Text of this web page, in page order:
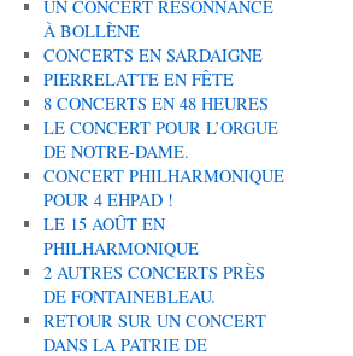
UN CONCERT RÉSONNANCE
À BOLLÈNE
CONCERTS EN SARDAIGNE
PIERRELATTE EN FÊTE
8 CONCERTS EN 48 HEURES
LE CONCERT POUR L’ORGUE
DE NOTRE-DAME.
CONCERT PHILHARMONIQUE
POUR 4 EHPAD !
LE 15 AOÛT EN
PHILHARMONIQUE
2 AUTRES CONCERTS PRÈS
DE FONTAINEBLEAU.
RETOUR SUR UN CONCERT
DANS LA PATRIE DE